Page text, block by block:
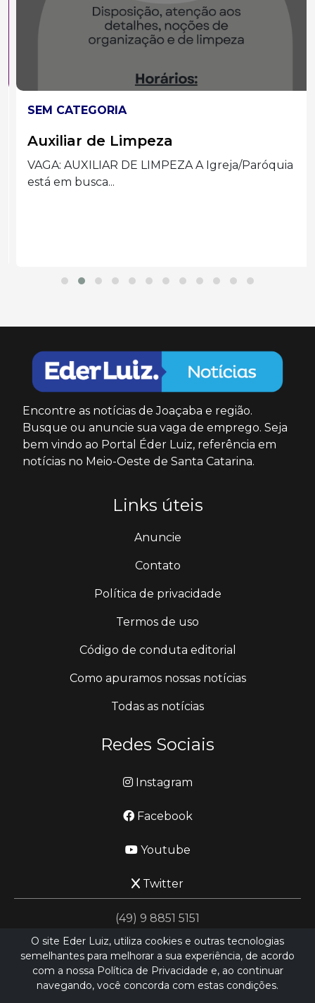
SEM CATEGORIA
Auxiliar de Limpeza
VAGA: AUXILIAR DE LIMPEZA A Igreja/Paróquia
está em busca...
Encontre as notícias de Joaçaba e região.
Busque ou anuncie sua vaga de emprego. Seja
bem vindo ao Portal Éder Luiz, referência em
notícias no Meio-Oeste de Santa Catarina.
Links úteis
Anuncie
Contato
Política de privacidade
Termos de uso
Código de conduta editorial
Como apuramos nossas notícias
Todas as notícias
Redes Sociais
Instagram
Facebook
Youtube
Twitter
(49) 9 8851 5151
jornalismo@ederluiz.com.vc
O site Eder Luiz, utiliza cookies e outras tecnologias
semelhantes para melhorar a sua experiência, de acordo
com a nossa Política de Privacidade e, ao continuar
navegando, você concorda com estas condições.